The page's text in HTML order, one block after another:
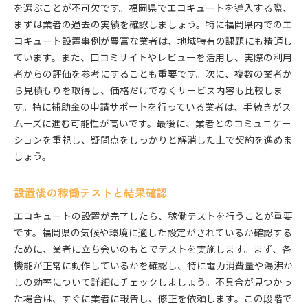
を選ぶことが不可欠です。福岡県でエコキュートを導入する際、
まずは業者の過去の実績を確認しましょう。特に福岡県内でのエ
コキュート設置事例が豊富な業者は、地域特有の課題にも精通し
ています。また、口コミサイトやレビューを活用し、実際の利用
者からの評価を参考にすることも重要です。次に、複数の業者か
ら見積もりを取得し、価格だけでなくサービス内容も比較しま
す。特に補助金の申請サポートを行っている業者は、手続きがス
ムーズに進む可能性が高いです。最後に、業者とのコミュニケー
ションを重視し、疑問点をしっかりと解消した上で契約を進めま
しょう。
設置後の稼働テストと結果確認
エコキュートの設置が完了したら、稼働テストを行うことが重要
です。福岡県の気候や環境に適した設定がされているか確認する
ために、業者に立ち会いのもとでテストを実施します。まず、各
機能が正常に動作しているかを確認し、特に電力消費量や湯沸か
しの効率について詳細にチェックしましょう。不具合が見つかっ
た場合は、すぐに業者に報告し、修正を依頼します。この段階で